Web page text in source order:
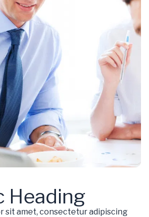
Heading
sit amet, consectetur adipiscing